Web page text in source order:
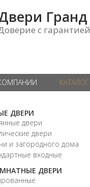
Гранд
с гарантией
КАТАЛОГ
ДВЕРИ
двери
двери
и загородного дома
входные
ДВЕРИ